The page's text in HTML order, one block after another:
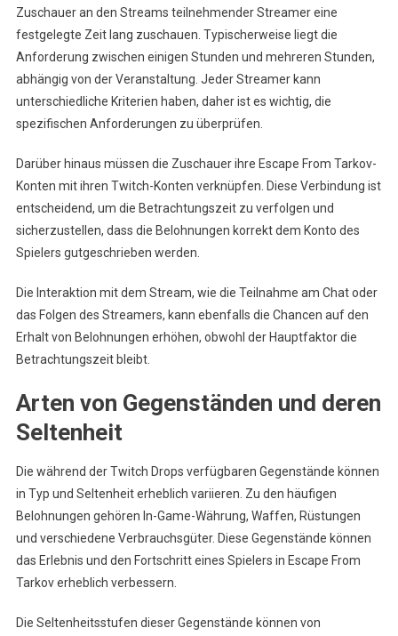
Zuschauer an den Streams teilnehmender Streamer eine
festgelegte Zeit lang zuschauen. Typischerweise liegt die
Anforderung zwischen einigen Stunden und mehreren Stunden,
abhängig von der Veranstaltung. Jeder Streamer kann
unterschiedliche Kriterien haben, daher ist es wichtig, die
spezifischen Anforderungen zu überprüfen.
Darüber hinaus müssen die Zuschauer ihre Escape From Tarkov-
Konten mit ihren Twitch-Konten verknüpfen. Diese Verbindung ist
entscheidend, um die Betrachtungszeit zu verfolgen und
sicherzustellen, dass die Belohnungen korrekt dem Konto des
Spielers gutgeschrieben werden.
Die Interaktion mit dem Stream, wie die Teilnahme am Chat oder
das Folgen des Streamers, kann ebenfalls die Chancen auf den
Erhalt von Belohnungen erhöhen, obwohl der Hauptfaktor die
Betrachtungszeit bleibt.
Arten von Gegenständen und deren
Seltenheit
Die während der Twitch Drops verfügbaren Gegenstände können
in Typ und Seltenheit erheblich variieren. Zu den häufigen
Belohnungen gehören In-Game-Währung, Waffen, Rüstungen
und verschiedene Verbrauchsgüter. Diese Gegenstände können
das Erlebnis und den Fortschritt eines Spielers in Escape From
Tarkov erheblich verbessern.
Die Seltenheitsstufen dieser Gegenstände können von